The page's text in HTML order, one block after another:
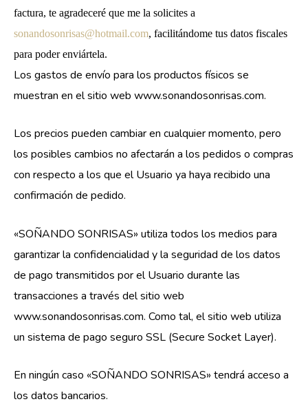
factura, te agradeceré que me la solicites a
sonandosonrisas@hotmail.com, facilitándome tus datos fiscales
para poder enviártela.
Los gastos de envío para los productos físicos se
muestran en el sitio web www.sonandosonrisas.com.
Los precios pueden cambiar en cualquier momento, pero
los posibles cambios no afectarán a los pedidos o compras
con respecto a los que el Usuario ya haya recibido una
confirmación de pedido.
«SOÑANDO SONRISAS» utiliza todos los medios para
garantizar la confidencialidad y la seguridad de los datos
de pago transmitidos por el Usuario durante las
transacciones a través del sitio web
www.sonandosonrisas.com. Como tal, el sitio web utiliza
un sistema de pago seguro SSL (Secure Socket Layer).
En ningún caso «SOÑANDO SONRISAS» tendrá acceso a
los datos bancarios.